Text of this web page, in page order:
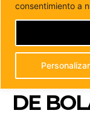
consentimiento a
Personalizar
EL
EN LA
DE